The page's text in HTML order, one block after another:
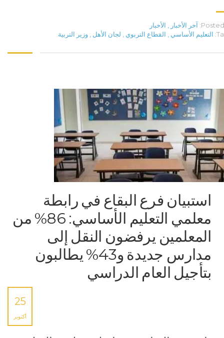
Posted آخر الأخبار , الأخبار
التعليم الأساسي , القطاع التربوي , لجان الأهل , وزير التربية
استبيان فرع البقاع في رابطة
معلمي التعليم الأساسي: 86% من
المعلمين يرفضون النقل إلى
مدارس جديدة و43% يطالبون
بتأجيل العام الدراسي
25
أكتوبر